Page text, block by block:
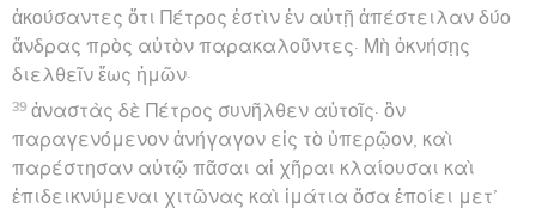
ἀκούσαντες ὅτι Πέτρος ἐστὶν ἐν αὐτῇ ἀπέστειλαν δύο
ἄνδρας πρὸς αὐτὸν παρακαλοῦντες· Μὴ ὀκνήσῃς
διελθεῖν ἕως ἡμῶν·
39 ἀναστὰς δὲ Πέτρος συνῆλθεν αὐτοῖς· ὃν
παραγενόμενον ἀνήγαγον εἰς τὸ ὑπερῷον, καὶ
παρέστησαν αὐτῷ πᾶσαι αἱ χῆραι κλαίουσαι καὶ
ἐπιδεικνύμεναι χιτῶνας καὶ ἱμάτια ὅσα ἐποίει μετ’